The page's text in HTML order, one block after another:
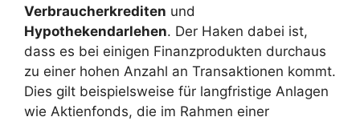
Verbraucherkrediten und
Hypothekendarlehen. Der Haken dabei ist,
dass es bei einigen Finanzprodukten durchaus
zu einer hohen Anzahl an Transaktionen kommt.
Dies gilt beispielsweise für langfristige Anlagen
wie Aktienfonds, die im Rahmen einer